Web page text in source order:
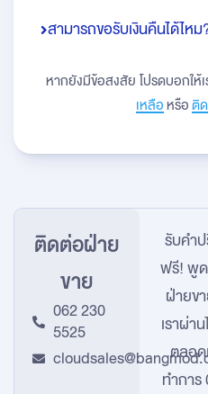
สามารถขอรับเงินคืนได้ไหม
หากยังมีข้อสงสัย โปรดบอกให้
เหลือหรือติ
ติดต่อฝ่าย
ขาย
062 230
5525
รับคำ
ฟรี! พู
ฝ่ายข
เราผ่าน
ตลอด
ทำการ